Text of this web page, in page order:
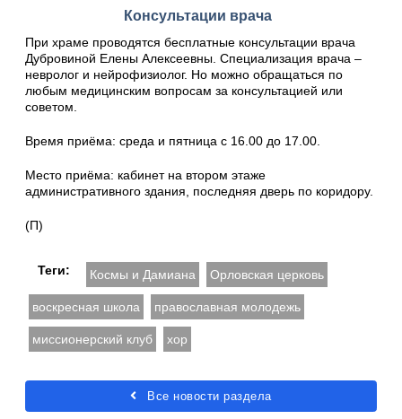
Консультации врача
При храме проводятся бесплатные консультации врача
Дубровиной Елены Алексеевны. Специализация врача –
невролог и нейрофизиолог. Но можно обращаться по
любым медицинским вопросам за консультацией или
советом.
Время приёма: среда и пятница с 16.00 до 17.00.
Место приёма: кабинет на втором этаже
административного здания, последняя дверь по коридору.
(П)
Теги: Космы и Дамиана Орловская церковь
воскресная школа православная молодежь
миссионерский клуб хор
Все новости раздела